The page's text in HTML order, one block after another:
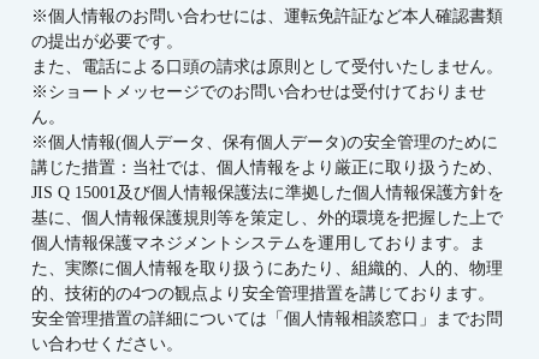
※個人情報のお問い合わせには、運転免許証など本人確認書類
の提出が必要です。
また、電話による口頭の請求は原則として受付いたしません。
※ショートメッセージでのお問い合わせは受付けておりませ
ん。
※個人情報(個人データ、保有個人データ)の安全管理のために
講じた措置：当社では、個人情報をより厳正に取り扱うため、
JIS Q 15001及び個人情報保護法に準拠した個人情報保護方針を
基に、個人情報保護規則等を策定し、外的環境を把握した上で
個人情報保護マネジメントシステムを運用しております。ま
た、実際に個人情報を取り扱うにあたり、組織的、人的、物理
的、技術的の4つの観点より安全管理措置を講じております。
安全管理措置の詳細については「個人情報相談窓口」までお問
い合わせください。